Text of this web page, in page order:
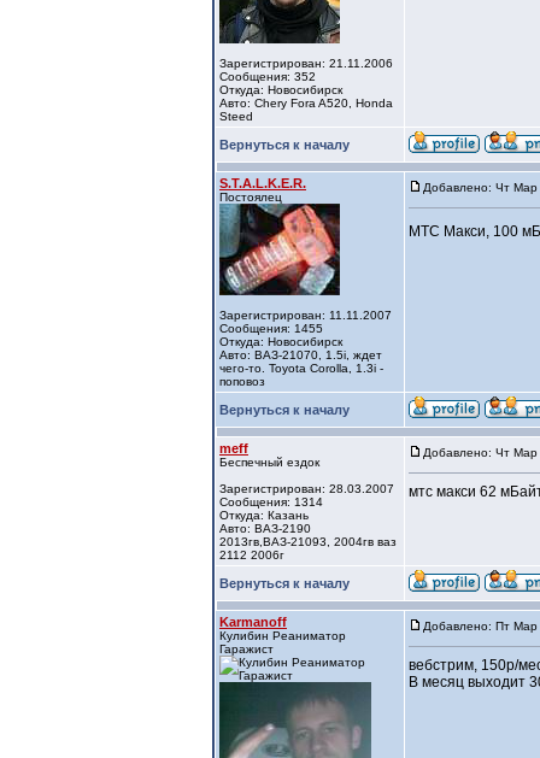
Зарегистрирован: 21.11.2006
Сообщения: 352
Откуда: Новосибирск
Авто: Chery Fora A520, Hondа
Steed
Вернуться к началу
S.T.A.L.K.E.R.
Постоялец
Зарегистрирован: 11.11.2007
Сообщения: 1455
Откуда: Новосибирск
Авто: ВАЗ-21070, 1.5i, ждет
чего-то. Toyota Corolla, 1.3i -
поповоз
Добавлено: Чт
МТС Макси, 100
Вернуться к началу
meff
Беспечный ездок
Зарегистрирован: 28.03.2007
Сообщения: 1314
Откуда: Казань
Авто: ВАЗ-2190
2013гв,ВАЗ-21093, 2004гв ваз
2112 2006г
Добавлено: Чт
мтс макси 62
Вернуться к началу
Karmanoff
Кулибин Реаниматор
Гаражист
Добавлено: Пт
вебстрим, 150р/
В месяц выходит